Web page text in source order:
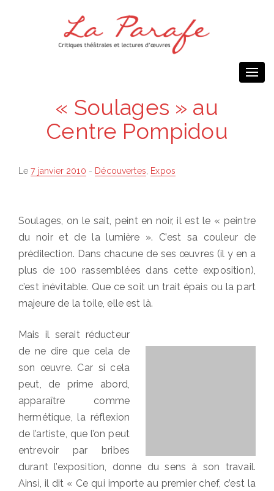
« Soulages » au
Centre Pompidou
LePosted
7 janvier 2010 - Découvertes Expos
Soulages, on le sait, peint en noir, il est le « peintre
du noir et de la lumière ». C’est sa couleur de
prédilection. Dans chacune de ses œuvres (il y en a
plus de 100 rassemblées dans cette exposition),
c’est inévitable. Que ce soit un trait épais ou la part
majeure de la toile, elle est là.
Mais il serait réducteur
de ne dire que cela de
son œuvre. Car si cela
peut, de prime abord,
apparaître comme
hermétique, la réflexion
de l’artiste, que l’on peut
entrevoir par bribes
durant l’exposition, donne du sens à son travail.
Ainsi, il dit « Ce qui importe au premier chef, c’est la